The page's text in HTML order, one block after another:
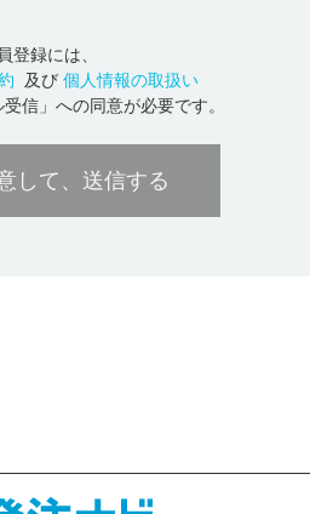
登録には、
及び 個人情報の取扱い
受信」への同意が必要です。
して、送信する